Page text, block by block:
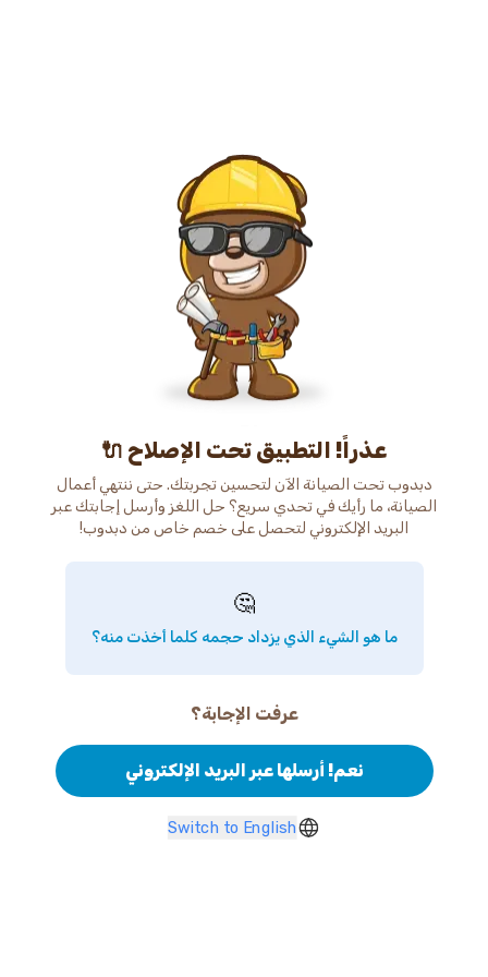
عذراً! التطبيق تحت الإصلاح 🔌
دبدوب تحت الصيانة الآن لتحسين تجربتك. حتى ننتهي أعمال
الصيانة، ما رأيك في تحدي سريع؟ حل اللغز وأرسل إجابتك عبر
البريد الإلكتروني لتحصل على خصم خاص من دبدوب!
🤔
ما هو الشيء الذي يزداد حجمه كلما أخذت منه؟
عرفت الإجابة؟
نعم! أرسلها عبر البريد الإلكتروني
Switch to English